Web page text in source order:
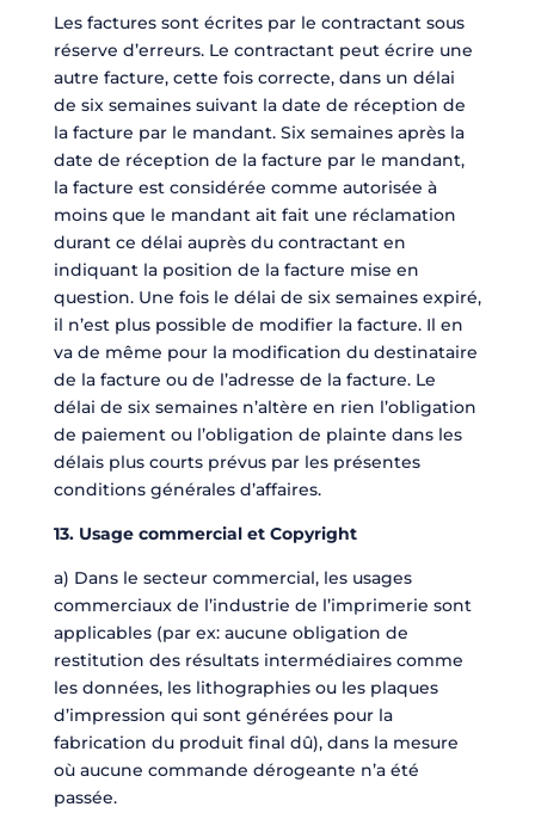
Les factures sont écrites par le contractant sous
réserve d’erreurs. Le contractant peut écrire une
autre facture, cette fois correcte, dans un délai
de six semaines suivant la date de réception de
la facture par le mandant. Six semaines après la
date de réception de la facture par le mandant,
la facture est considérée comme autorisée à
moins que le mandant ait fait une réclamation
durant ce délai auprès du contractant en
indiquant la position de la facture mise en
question. Une fois le délai de six semaines expiré,
il n’est plus possible de modifier la facture. Il en
va de même pour la modification du destinataire
de la facture ou de l’adresse de la facture. Le
délai de six semaines n’altère en rien l’obligation
de paiement ou l’obligation de plainte dans les
délais plus courts prévus par les présentes
conditions générales d’affaires.
13. Usage commercial et Copyright
a) Dans le secteur commercial, les usages
commerciaux de l’industrie de l’imprimerie sont
applicables (par ex: aucune obligation de
restitution des résultats intermédiaires comme
les données, les lithographies ou les plaques
d’impression qui sont générées pour la
fabrication du produit final dû), dans la mesure
où aucune commande dérogeante n’a été
passée.